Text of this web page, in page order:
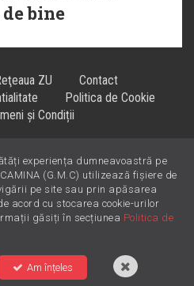
bine
ZU
Contact
Politica de Cookie
și Condiții
la !
experiența dumneavoastră pe
(G.M.C) utilizează fișiere de
pe site sau prin apăsarea
acord cu stocarea cookie-urilor
găsiți în secțiunea Politica de
Am înțeles